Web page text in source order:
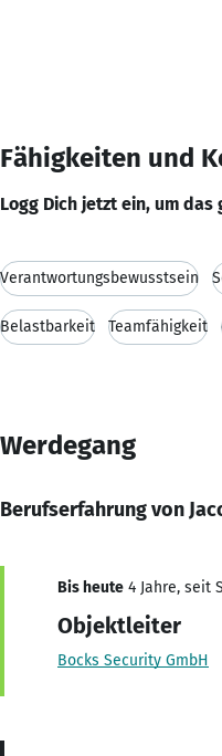
Fähigkeiten und
Logg Dich jetzt ein, um das
Verantwortungsbewusstsein
Belastbarkeit Teamfähigkeit
Werdegang
Berufserfahrung von
Bis heute 4 Jahre, seit
Objektleiter
Bocks Security GmbH